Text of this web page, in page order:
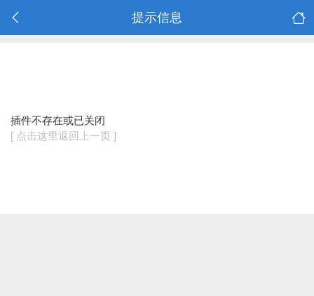
提示信息
插件不存在或已关闭
[ 点击这里返回上一页 ]